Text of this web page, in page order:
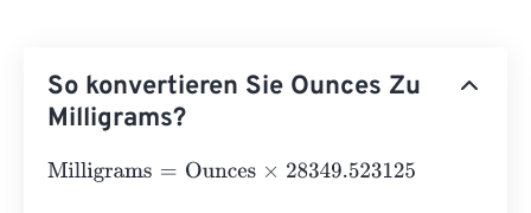
So konvertieren Sie Ounces Zu
Milligrams?
Milligrams=Ounces×28349.523125